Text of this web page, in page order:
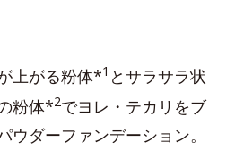
上がる粉体*1 とサラサラ状
粉体*2でヨレ・テカリをブ
ウダーファンデーション。